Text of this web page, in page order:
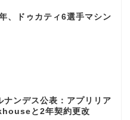
、ドゥカティ6選手マシン
ナンデス公表：アプリリア
と2年契約更改